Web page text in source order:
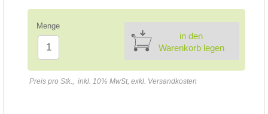
Menge
in den
Warenkorb legen
Preis pro Stk., inkl. 10% MwSt, exkl. Versandkosten